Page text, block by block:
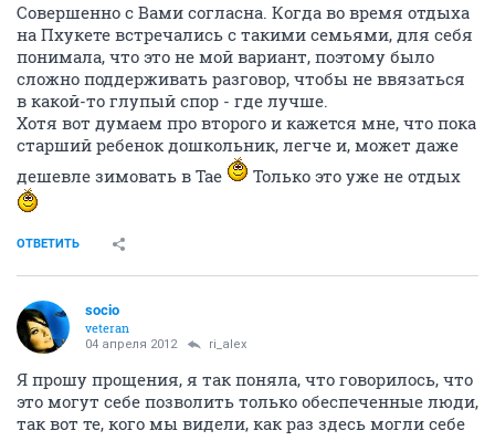
Совершенно с Вами согласна. Когда во время отдыха
на Пхукете встречались с такими семьями, для себя
понимала, что это не мой вариант, поэтому было
сложно поддерживать разговор, чтобы не ввязаться
в какой-то глупый спор - где лучше.
Хотя вот думаем про второго и кажется мне, что пока
старший ребенок дошкольник, легче и, может даже
дешевле зимовать в Тае
Только это уже не отдых
ОТВЕТИТЬ
socio
veteran
04 апреля 2012 ri_alex
Я прошу прощения, я так поняла, что говорилось, что
это могут себе позволить только обеспеченные люди,
так вот те, кого мы видели, как раз здесь могли себе